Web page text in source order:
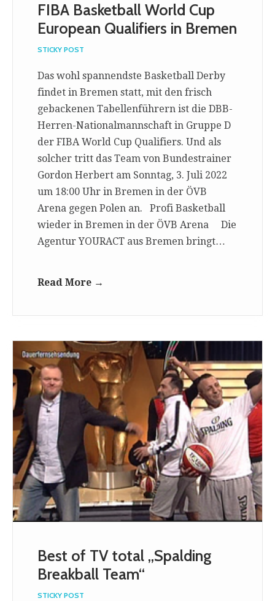
FIBA Basketball World Cup
European Qualifiers in Bremen
STICKY POST
Das wohl spannendste Basketball Derby
findet in Bremen statt, mit den frisch
gebackenen Tabellenführern ist die DBB-
Herren-Nationalmannschaft in Gruppe D
der FIBA World Cup Qualifiers. Und als
solcher tritt das Team von Bundestrainer
Gordon Herbert am Sonntag, 3. Juli 2022
um 18:00 Uhr in Bremen in der ÖVB
Arena gegen Polen an. Profi Basketball
wieder in Bremen in der ÖVB Arena Die
Agentur YOURACT aus Bremen bringt…
Read More →
Best of TV total „Spalding
Breakball Team“
STICKY POST